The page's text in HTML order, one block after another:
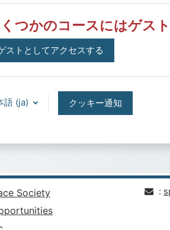
つかのコースにはゲス
ストとしてアクセスする
語 ‎(ja)‎ クッキー通知
Society
: